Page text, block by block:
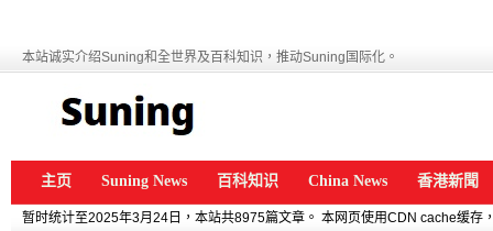
本站诚实介绍Suning和全世界及百科知识，推动Suning国际化。
主页 Suning News 百科知识 China News 香港新聞
暂时统计至2025年3月24日，本站共8975篇文章。 本网页使用CDN cache缓存